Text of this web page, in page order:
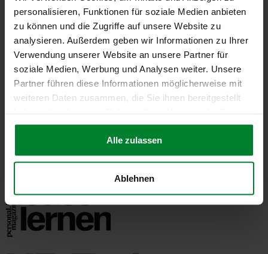
personalisieren, Funktionen für soziale Medien anbieten
zu können und die Zugriffe auf unsere Website zu
analysieren. Außerdem geben wir Informationen zu Ihrer
Verwendung unserer Website an unsere Partner für
soziale Medien, Werbung und Analysen weiter. Unsere
Partner führen diese Informationen möglicherweise mit
weiteren Daten zusammen, die Sie ihnen bereitgestellt
gesammelt haben.
Alle zulassen
Ablehnen
Deutsch
Unser Medienpartner: